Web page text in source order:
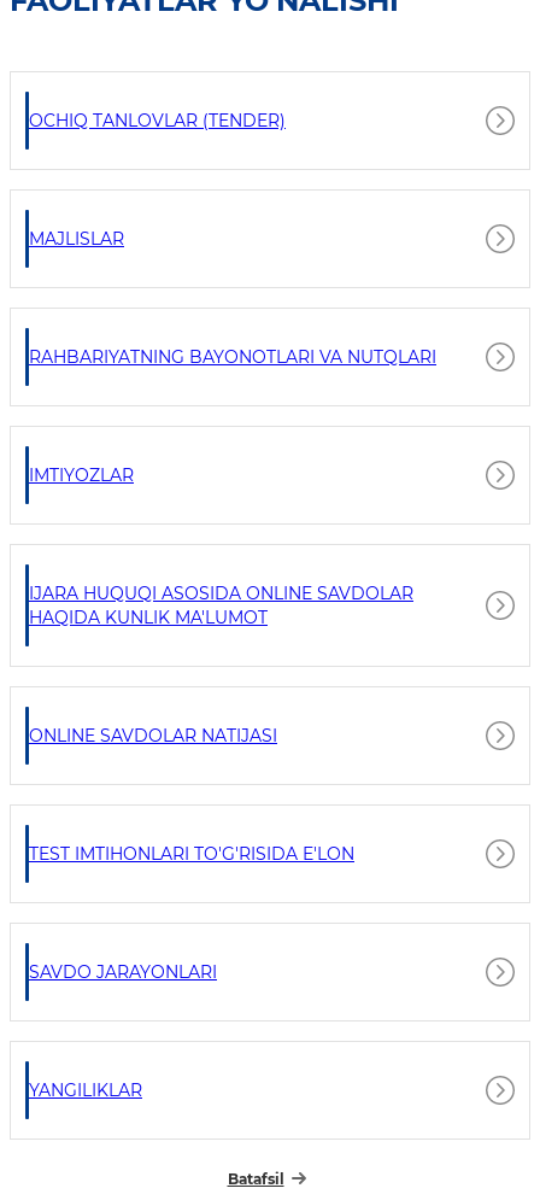
OCHIQ TANLOVLAR (TENDER)
MAJLISLAR
RAHBARIYATNING BAYONOTLARI VA NUTQLARI
IMTIYOZLAR
IJARA HUQUQI ASOSIDA ONLINE SAVDOLAR
HAQIDA KUNLIK MA'LUMOT
ONLINE SAVDOLAR NATIJASI
TEST IMTIHONLARI TO'G'RISIDA E'LON
SAVDO JARAYONLARI
YANGILIKLAR
Batafsil